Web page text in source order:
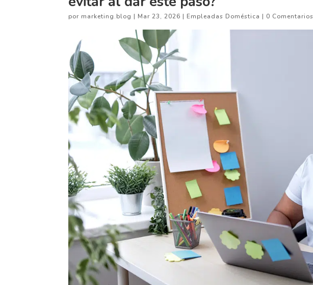
por marketing.blog | Mar 23, 2026 | Empleadas Doméstica | 0 Comentarios